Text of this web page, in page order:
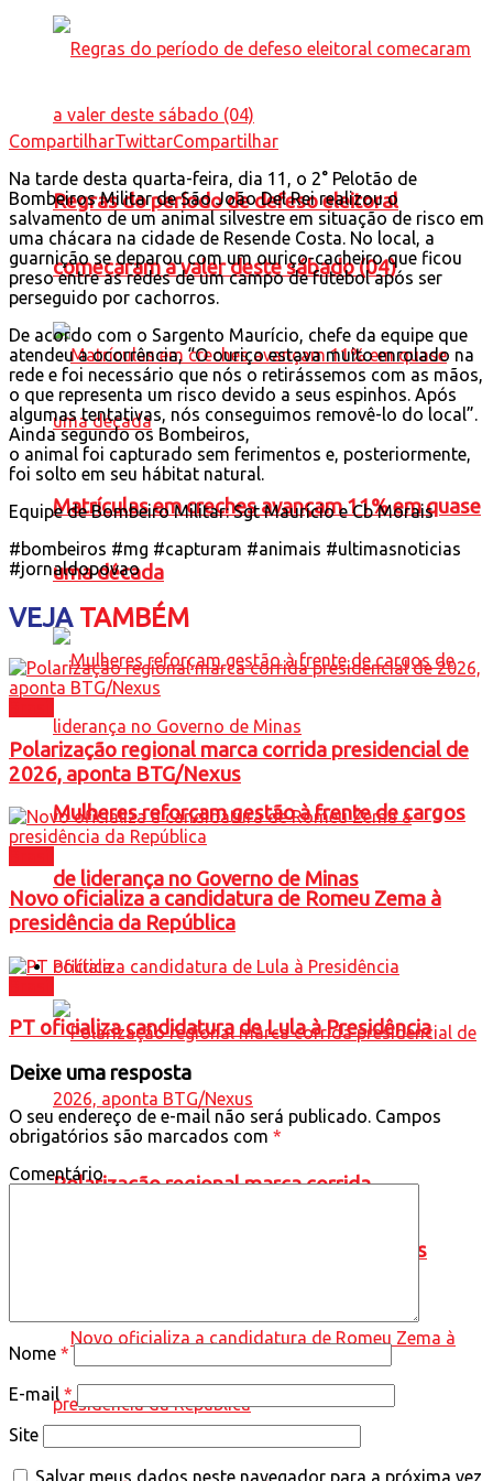
Regras do período de defeso eleitoral
comecaram a valer deste sábado (04)
Matrículas em creches avançam 11% em quase
uma década
Mulheres reforçam gestão à frente de cargos
de liderança no Governo de Minas
Política
Polarização regional marca corrida
presidencial de 2026, aponta BTG/Nexus
CompartilharTwittarCompartilhar
Na tarde desta quarta-feira, dia 11, o 2° Pelotão de
Bombeiros Militar de São João Del Rei realizou o
salvamento de um animal silvestre em situação de risco em
uma chácara na cidade de Resende Costa. No local, a
guarnição se deparou com um ouriço-cacheiro que ficou
preso entre as redes de um campo de futebol após ser
perseguido por cachorros.
De acordo com o Sargento Maurício, chefe da equipe que
atendeu a ocorrência, “O ouriço estava muito enrolado na
rede e foi necessário que nós o retirássemos com as mãos,
o que representa um risco devido a seus espinhos. Após
algumas tentativas, nós conseguimos removê-lo do local”.
Ainda segundo os Bombeiros,
o animal foi capturado sem ferimentos e, posteriormente,
foi solto em seu hábitat natural.
Equipe de Bombeiro Militar: Sgt Maurício e Cb Morais
#bombeiros #mg #capturam #animais #ultimasnoticias
#jornaldopovao
VEJATAMBÉM
Polarização regional marca corrida presidencial de
2026, aponta BTG/Nexus
Novo oficializa a candidatura de Romeu Zema à
presidência da República
PT oficializa candidatura de Lula à Presidência
Deixe uma resposta
O seu endereço de e-mail não será publicado. Campos
obrigatórios são marcados com *
Comentário
Nome *
E-mail *
Site
Salvar meus dados neste navegador para a próxima vez